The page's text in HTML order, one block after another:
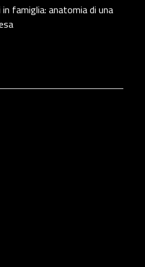
famiglia: anatomia di una